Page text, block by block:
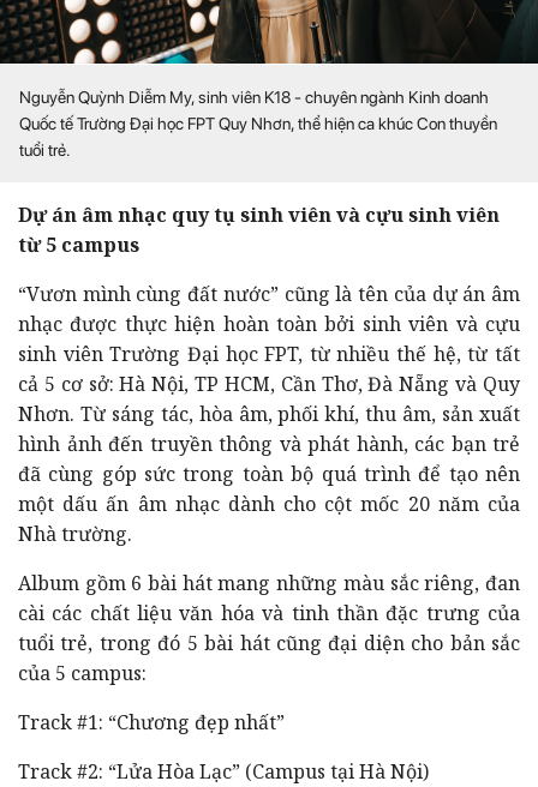
Nguyễn Quỳnh Diễm My, sinh viên K18 - chuyên ngành Kinh doanh
Quốc tế Trường Đại học FPT Quy Nhơn, thể hiện ca khúc Con thuyền
tuổi trẻ.
Dự án âm nhạc quy tụ sinh viên và cựu sinh viên
từ 5 campus
“Vươn mình cùng đất nước” cũng là tên của dự án âm
nhạc được thực hiện hoàn toàn bởi sinh viên và cựu
sinh viên Trường Đại học FPT, từ nhiều thế hệ, từ tất
cả 5 cơ sở: Hà Nội, TP HCM, Cần Thơ, Đà Nẵng và Quy
Nhơn. Từ sáng tác, hòa âm, phối khí, thu âm, sản xuất
hình ảnh đến truyền thông và phát hành, các bạn trẻ
đã cùng góp sức trong toàn bộ quá trình để tạo nên
một dấu ấn âm nhạc dành cho cột mốc 20 năm của
Nhà trường.
Album gồm 6 bài hát mang những màu sắc riêng, đan
cài các chất liệu văn hóa và tinh thần đặc trưng của
tuổi trẻ, trong đó 5 bài hát cũng đại diện cho bản sắc
của 5 campus:
Track #1: “Chương đẹp nhất”
Track #2: “Lửa Hòa Lạc” (Campus tại Hà Nội)